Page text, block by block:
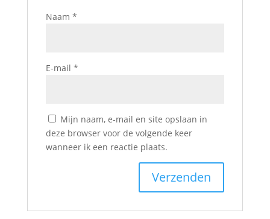
Naam *
E-mail *
Mijn naam, e-mail en site opslaan in
deze browser voor de volgende keer
wanneer ik een reactie plaats.